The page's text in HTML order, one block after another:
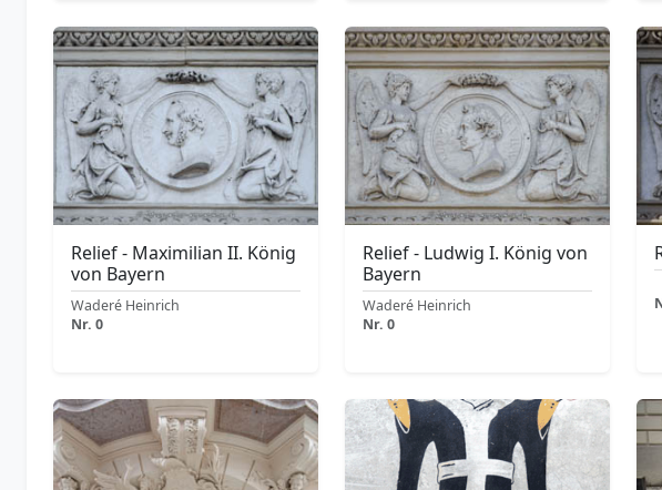
Relief - Maximilian II. König
von Bayern
Waderé Heinrich
Nr. 0
Relief - Ludwig I. König von
Bayern
Waderé Heinrich
Nr. 0